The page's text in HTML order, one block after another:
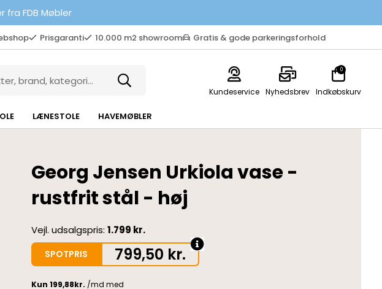
fra FDB Møbler
Prisgaranti 10.000 m2 showroom Gratis & gode parkeringsforhold
Kundeservice Nyhedsbrev Indkøbskurv
0
LÆNESTOLE HAVEMØBLER
Georg Jensen Urkiola vase -
rustfrit stål - høj
Vejl. udsalgspris: 1.799 kr.
SPOTPRIS 799,50 kr.